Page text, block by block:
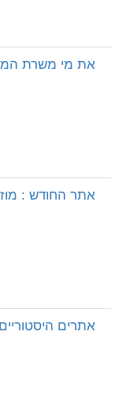
את מי משרת
אתר החודש :
אתרים